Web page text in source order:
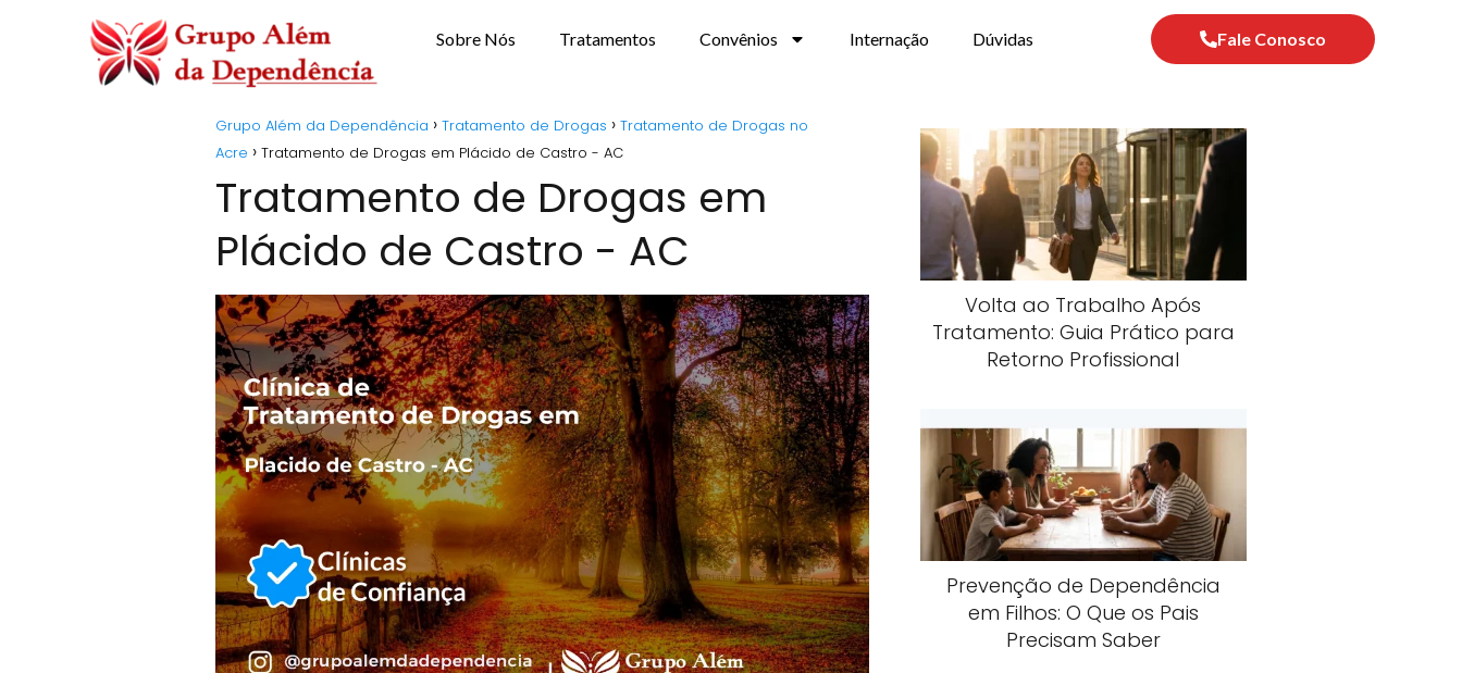
Sobre Nós Tratamentos Convênios Internação Dúvidas Fale Conosco
Grupo Além da Dependência Tratamento de Drogas
Tratamento de Drogas no
Acre
Tratamento de Drogas em Plácido de Castro - AC
Tratamento de Drogas em
Plácido de Castro - AC
Volta ao Trabalho Após
Tratamento: Guia Prático para
Retorno Profissional
Prevenção de Dependência
em Filhos: O Que os Pais
Precisam Saber